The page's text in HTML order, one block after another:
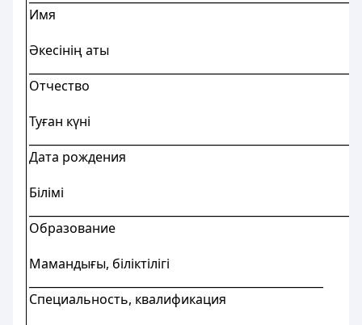
Имя
Әкесінің аты
Отчество
Туған күні
Дата рождения
Білімі
Образование
Мамандығы, біліктілігі
Специальность, квалификация